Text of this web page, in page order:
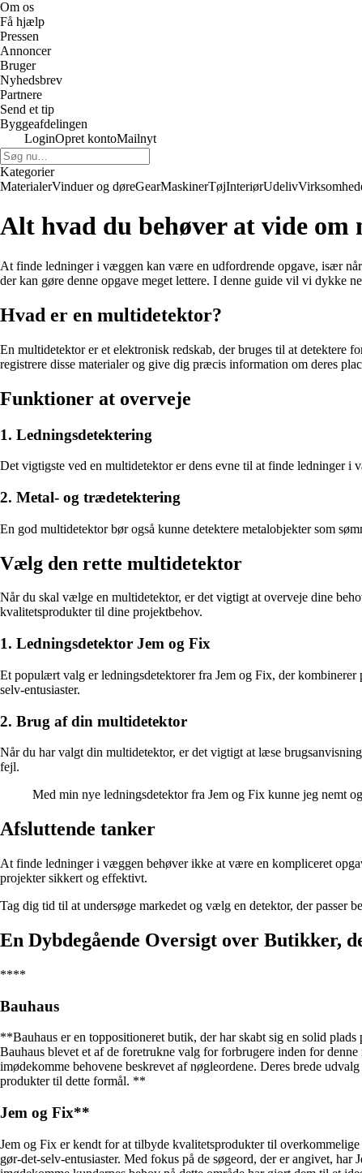
Om os
Få hjælp
Pressen
Annoncer
Bruger
Nyhedsbrev
Partnere
Send et tip
Byggeafdelingen
LoginOpret kontoMailnyt
Kategorier
MaterialerVinduer og døreGearMaskinerTøjInteriørUdeliv
Alt hvad du behøver at vide
At finde ledninger i væggen kan være en udfordrende opgave, især
der kan gøre denne opgave meget lettere. I denne guide vil vi dykke
Hvad er en multidetektor?
En multidetektor er et elektronisk redskab, der bruges til at
registrere disse materialer og give dig præcis information om deres
Funktioner at overveje
1. Ledningsdetektering
Det vigtigste ved en multidetektor er dens evne til at finde ledninger i
2. Metal- og trædetektering
En god multidetektor bør også kunne detektere metalobjekter som
Vælg den rette multidetektor
Når du skal vælge en multidetektor, er det vigtigt at overveje dine
kvalitetsprodukter til dine projektbehov.
1. Ledningsdetektor Jem og Fix
Et populært valg er ledningsdetektorer fra Jem og Fix, der
selv-entusiaster.
2. Brug af din multidetektor
Når du har valgt din multidetektor, er det vigtigt at læse
fejl.
Med min nye ledningsdetektor fra Jem og Fix kunne jeg nemt
Afsluttende tanker
At finde ledninger i væggen behøver ikke at være en kompliceret
projekter sikkert og effektivt.
Tag dig tid til at undersøge markedet og vælg en detektor, der passer
En Dybdegående Oversigt over Butikker,
****
Bauhaus
**Bauhaus er en toppositioneret butik, der har skabt sig en solid
Bauhaus blevet et af de foretrukne valg for forbrugere inden for
imødekomme behovene beskrevet af nøgleordene. Deres brede
produkter til dette formål. **
Jem og Fix**
Jem og Fix er kendt for at tilbyde kvalitetsprodukter til
gør-det-selv-entusiaster. Med fokus på de søgeord, der er angivet,